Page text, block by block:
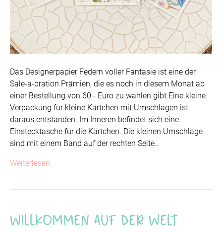
Das Designerpapier Federn voller Fantasie ist eine der
Sale-a-bration Prämien, die es noch in diesem Monat ab
einer Bestellung von 60.- Euro zu wählen gibt.Eine kleine
Verpackung für kleine Kärtchen mit Umschlägen ist
daraus entstanden. Im Inneren befindet sich eine
Einstecktasche für die Kärtchen. Die kleinen Umschläge
sind mit einem Band auf der rechten Seite…
Weiterlesen
Willkommen auf der Welt